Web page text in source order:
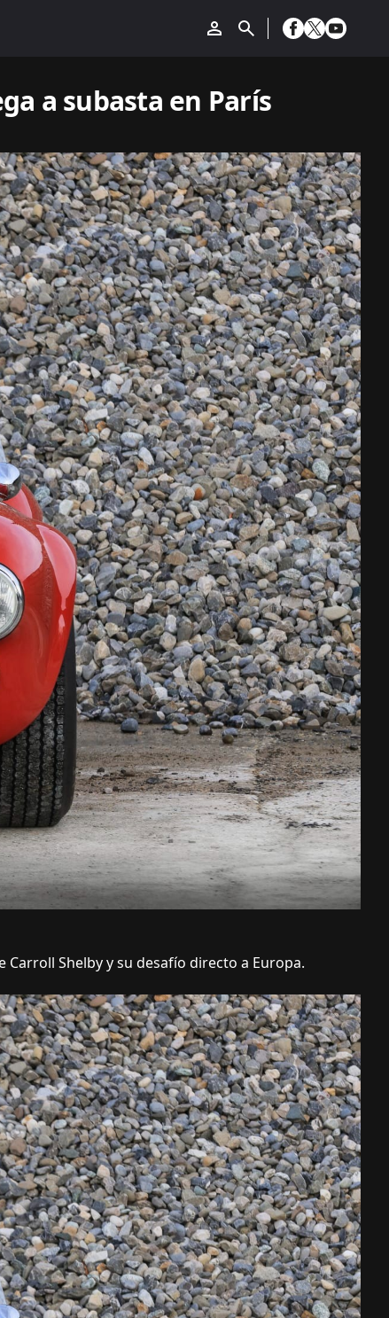
a subasta en París
Shelby y su desafío directo a Europa.